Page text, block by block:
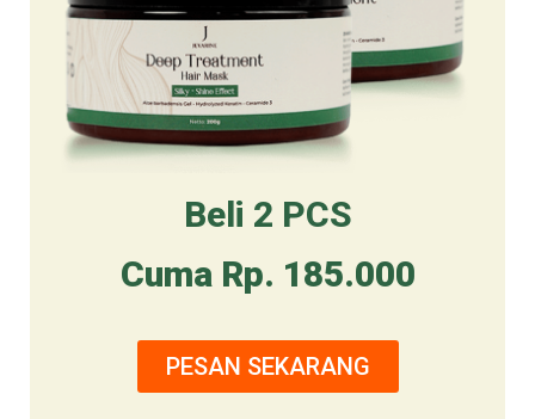
Beli 2 PCS
Cuma Rp. 185.000
PESAN SEKARANG